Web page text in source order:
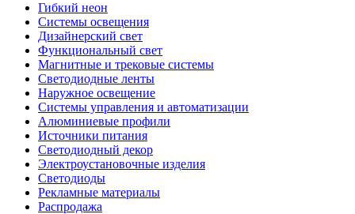
Гибкий неон
Системы освещения
Дизайнерский свет
Функциональный свет
Магнитные и трековые системы
Светодиодные ленты
Наружное освещение
Системы управления и автоматизации
Алюминиевые профили
Источники питания
Светодиодный декор
Электроустановочные изделия
Светодиоды
Рекламные материалы
Распродажа